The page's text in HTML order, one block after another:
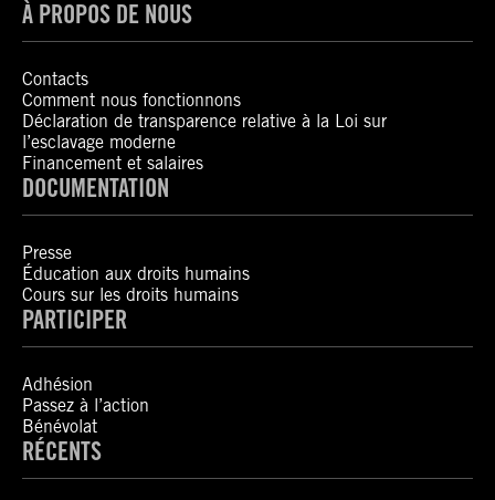
À PROPOS DE NOUS
Contacts
Comment nous fonctionnons
Déclaration de transparence relative à la Loi sur
l’esclavage moderne
Financement et salaires
DOCUMENTATION
Presse
Éducation aux droits humains
Cours sur les droits humains
PARTICIPER
Adhésion
Passez à l’action
Bénévolat
RÉCENTS